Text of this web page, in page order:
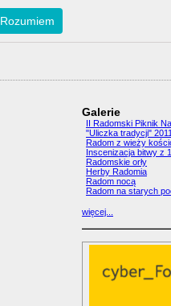
Galerie
II Radomski Piknik
"Uliczka tradycji" 2011
Radom z wieży
Inscenizacja bitwy z
Radomskie orły
Herby Radomia
Radom nocą
Radom na starych
więcej...
Rozumiem